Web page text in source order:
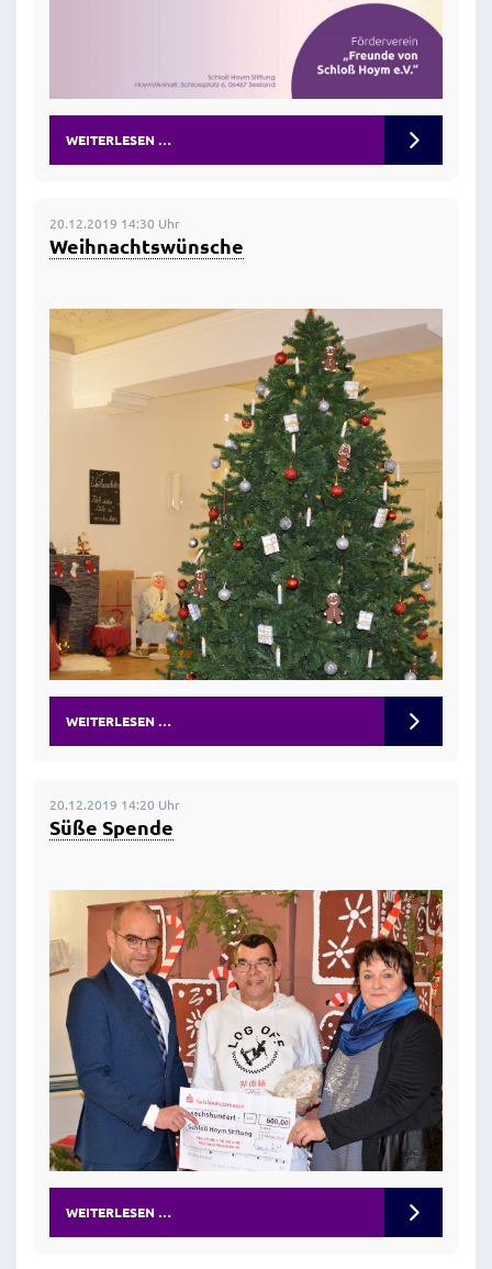
WEITERLESEN …
20.12.2019 14:30 Uhr
Weihnachtswünsche
WEITERLESEN …
20.12.2019 14:20 Uhr
Süße Spende
WEITERLESEN …